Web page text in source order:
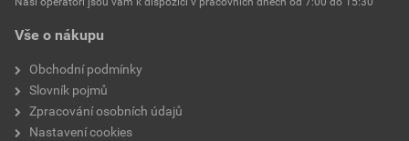
Vše o nákupu
Obchodní podmínky
Slovník pojmů
Zpracování osobních údajů
Nastavení cookies